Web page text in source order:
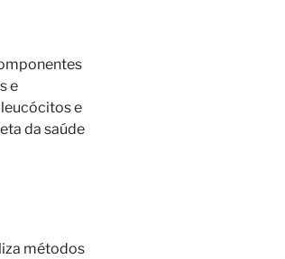
e
e
da saúde
métodos